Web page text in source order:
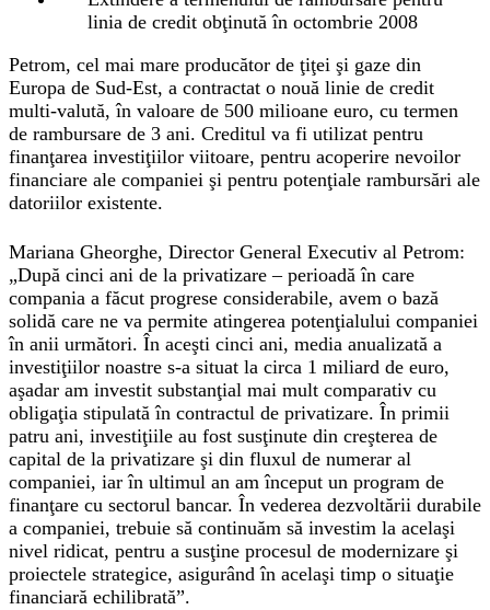
linia de credit obţinută în octombrie 2008
Petrom, cel mai mare producător de ţiţei şi gaze din
Europa de Sud-Est, a contractat o nouă linie de credit
multi-valută, în valoare de 500 milioane euro, cu termen
de rambursare de 3 ani. Creditul va fi utilizat pentru
finanţarea investiţiilor viitoare, pentru acoperire nevoilor
financiare ale companiei şi pentru potenţiale rambursări ale
datoriilor existente.
Mariana Gheorghe, Director General Executiv al Petrom:
„După cinci ani de la privatizare – perioadă în care
compania a făcut progrese considerabile, avem o bază
solidă care ne va permite atingerea potenţialului companiei
în anii următori. În aceşti cinci ani, media anualizată a
investiţiilor noastre s-a situat la circa 1 miliard de euro,
aşadar am investit substanţial mai mult comparativ cu
obligaţia stipulată în contractul de privatizare. În primii
patru ani, investiţiile au fost susţinute din creşterea de
capital de la privatizare şi din fluxul de numerar al
companiei, iar în ultimul an am început un program de
finanţare cu sectorul bancar. În vederea dezvoltării durabile
a companiei, trebuie să continuăm să investim la acelaşi
nivel ridicat, pentru a susţine procesul de modernizare şi
proiectele strategice, asigurând în acelaşi timp o situaţie
financiară echilibrată”.